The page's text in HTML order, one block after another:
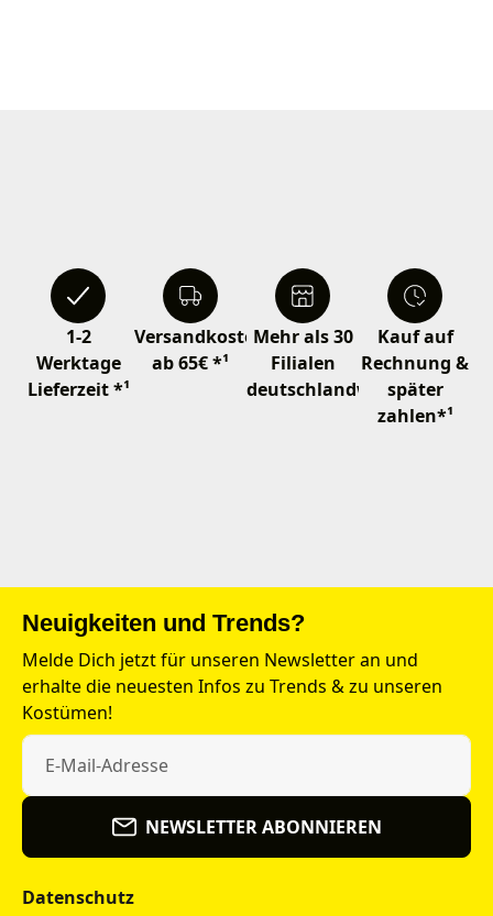
1-2
Werktage
Lieferzeit *¹
Versandkostenfrei
ab 65€ *¹
Mehr als 30
Filialen
deutschlandweit
Kauf auf
Rechnung &
später
zahlen*¹
Neuigkeiten und Trends?
Melde Dich jetzt für unseren Newsletter an und
erhalte die neuesten Infos zu Trends & zu unseren
Kostümen!
NEWSLETTER ABONNIEREN
Datenschutz